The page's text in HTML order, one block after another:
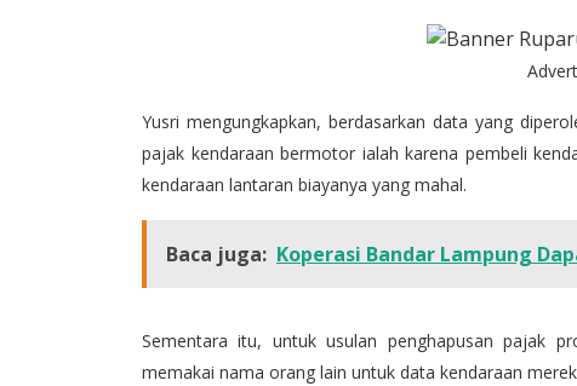
Yusri mengungkapkan, berdasarkan data yang
pajak kendaraan bermotor ialah karena pembeli
kendaraan lantaran biayanya yang mahal.
Baca juga: Koperasi Bandar Lampung
Sementara itu, untuk usulan penghapusan pajak
memakai nama orang lain untuk data kendaraan